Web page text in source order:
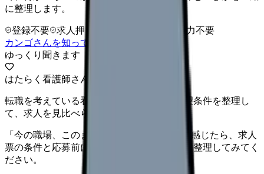
に整理します。
登録不要 求人押し売りなし
病院名は入力不要
カンゴさんを知ってから相談する
ゆっくり聞きます
はたらく看護師さん 求人
転職を考えている看護師さんへ。まずは希望条件を整理し
て、求人を見比べられます。
「今の職場、このままでいいのかな...」そう感じたら、求人
票の条件と応募前に確認したい不安を分けて整理してみてく
ださい。